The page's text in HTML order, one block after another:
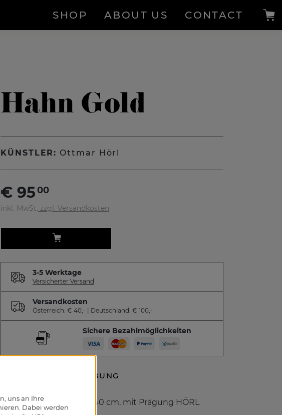
SHOP ABOUT US CONTACT
Hahn Gold
KÜNSTLER: Ottmar Hörl
€ 9500
inkl. MwSt. zzgl. Versandkosten
3-5 Werktage
Versicherter Versand
Versandkosten
Österreich: € 40,- | Deutschland: € 100,-
Sichere Bezahlmöglichkeiten
PRODUKTBESCHREIBUNG
Kunststoff, ca. 49 x 17 x 40 cm, mit Prägung HÖRL